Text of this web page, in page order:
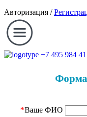
Авторизация /
+7 495 984
Форма
*Ваше ФИО